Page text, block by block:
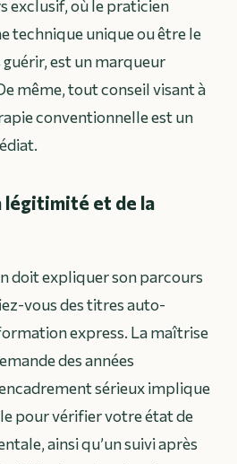
exclusif, où le praticien
technique unique ou être le
est un marqueur
même, tout conseil visant à
conventionnelle est un
légitimité et de la
doit expliquer son parcours
vous des titres auto-
express. La maîtrise
des années
sérieux implique
pour vérifier votre état de
ainsi qu’un suivi après